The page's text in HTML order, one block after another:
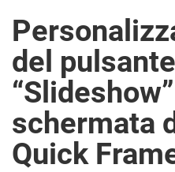
del pulsante
schermata
Quick